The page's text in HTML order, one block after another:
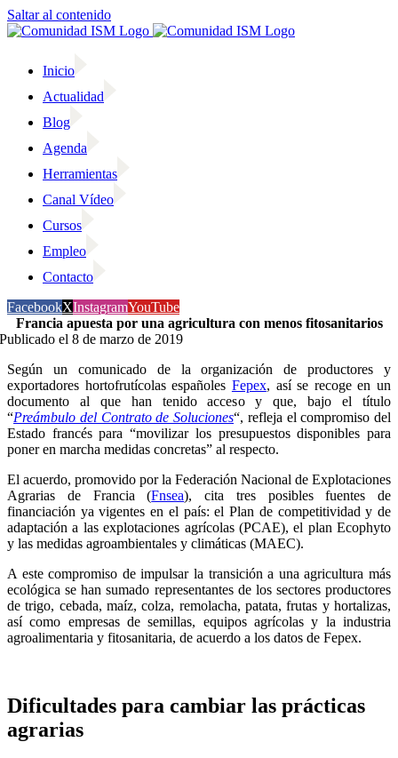
Saltar al contenido
Inicio
Actualidad
Blog
Agenda
Herramientas
Canal Vídeo
Cursos
Empleo
Contacto
FacebookXInstagramYouTube
Francia apuesta por una agricultura con menos fitosanitarios
Publicado el 8 de marzo de 2019
Según un comunicado de la organización de productores y
exportadores hortofrutícolas españoles Fepex, así se recoge en un
documento al que han tenido acceso y que, bajo el título
“Preámbulo del Contrato de Soluciones“, refleja el compromiso del
Estado francés para “movilizar los presupuestos disponibles para
poner en marcha medidas concretas” al respecto.
El acuerdo, promovido por la Federación Nacional de Explotaciones
Agrarias de Francia (Fnsea), cita tres posibles fuentes de
financiación ya vigentes en el país: el Plan de competitividad y de
adaptación a las explotaciones agrícolas (PCAE), el plan Ecophyto
y las medidas agroambientales y climáticas (MAEC).
A este compromiso de impulsar la transición a una agricultura más
ecológica se han sumado representantes de los sectores productores
de trigo, cebada, maíz, colza, remolacha, patata, frutas y hortalizas,
así como empresas de semillas, equipos agrícolas y la industria
agroalimentaria y fitosanitaria, de acuerdo a los datos de Fepex.
Dificultades para cambiar las prácticas
agrarias